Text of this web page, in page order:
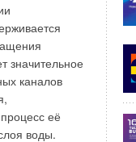
значительное
каналов
её
воды.